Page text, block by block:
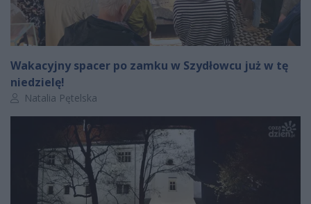
Wakacyjny spacer po zamku w Szydłowcu już w tę
niedzielę!
Autor artykułu:
Natalia Pętelska